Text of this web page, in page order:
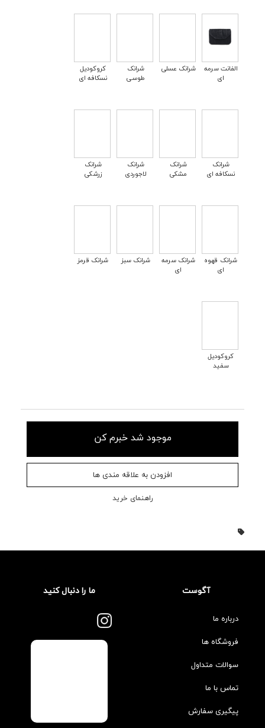
الفانت سرمه
ای
شرانک عسلی
شرانک
طوسی
کروکودیل
نسکافه ای
شرانک
نسکافه ای
شرانک
مشکی
شرانک
لاجوردی
شرانک
زرشکی
شرانک قهوه
ای
شرانک سرمه
ای
شرانک سبز شرانک قرمز
کروکودیل
سفید
موجود شد خبرم کن
افزودن به علاقه مندی ها
راهنمای خرید
آگوست
درباره ما
فروشگاه ها
سوالات متداول
تماس با ما
پیگیری سفارش
ما را دنبال کنید